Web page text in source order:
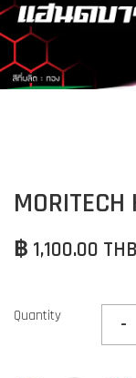
฿ 1,100.00 THB
Quantity -